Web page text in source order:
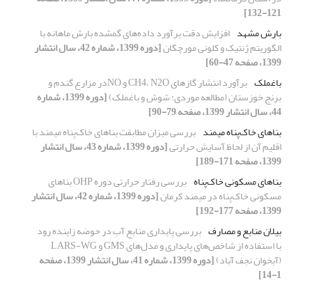
121-132]
بارش مشهد افزایش دقت برآورد داده‌های گمشده بارش ماهانه با
الگوریتم ژنتیک و کلونی مورچگان [دوره 1399، شماره 42، سال انتشار
1399، صفحه 47-60]
باغملک
برآورد انتشار گازهای CH4، N2O و NOدر مزارع گندم و
برنج خوزستان (مطالعه موردی: شوش و باغملک) [دوره 1399، شماره
44، سال انتشار 1399، صفحه 79-90]
بناهای خاک‌پناه میمند بررسی میزان مطابقت بناهای خاک‌پناه میمند با
اقلیم آن از لحاظ آسایش حرارتی [دوره 1399، شماره 43، سال انتشار
1399، صفحه 171-189]
بناهای مسکونی خاک‌پناه
بررسی رفتار حرارتی دوره OHP بناهای
مسکونی خاک‌پناه در میمند کرمان [دوره 1399، شماره 42، سال انتشار
1399، صفحه 177-192]
بیلان منابع و مصارف بررسی پایداری منابع آب در حوضه زاینده رود
با استفاده از شاخص‌های پایداری و مدل‌های GMS و LARS-WG
(آبخوان نجف آباد) [دوره 1399، شماره 41، سال انتشار 1399، صفحه
1-14]